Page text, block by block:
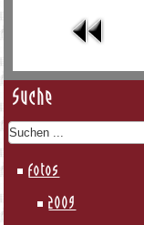
Suche
Fotos
2009